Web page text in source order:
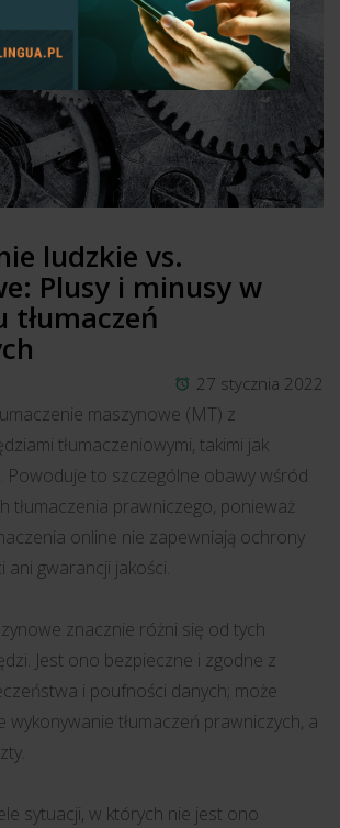
ludzkie vs.
Plusy i minusy w
tłumaczeń
27 stycznia 2022
maszynowe (MT) z
tłumaczeniowymi, takimi jak
Powoduje to szczególne obawy wśród
tłumaczenia prawniczego, ponieważ
online nie zapewniają ochrony
ani gwarancji jakości.
znacznie różni się od tych
Jest ono bezpieczne i zgodne z
i poufności danych; może
wykonywanie tłumaczeń prawniczych, a
sytuacji, w których nie jest ono